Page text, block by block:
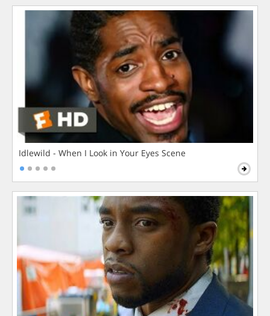
Idlewild - When I Look in Your Eyes Scene